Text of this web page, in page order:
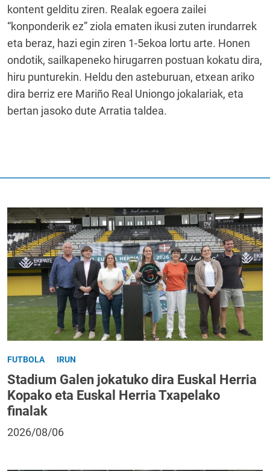
kontent gelditu ziren. Realak egoera zailei
“konponderik ez” ziola ematen ikusi zuten irundarrek
eta beraz, hazi egin ziren 1-5ekoa lortu arte. Honen
ondotik, sailkapeneko hirugarren postuan kokatu dira,
hiru punturekin. Heldu den asteburuan, etxean ariko
dira berriz ere Mariño Real Uniongo jokalariak, eta
bertan jasoko dute Arratia taldea.
FUTBOLA IRUN
Stadium Galen jokatuko dira Euskal Herria
Kopako eta Euskal Herria Txapelako
finalak
2026/08/06